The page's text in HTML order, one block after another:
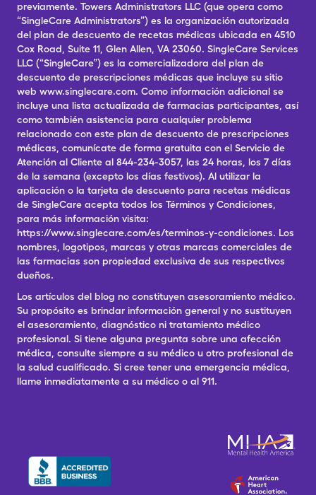
previamente. Towers Administrators LLC (que opera como
“SingleCare Administrators”) es la organización autorizada
del plan de descuento de recetas médicas ubicada en 4510
Cox Road, Suite 11, Glen Allen, VA 23060. SingleCare Services
LLC (“SingleCare”) es la comercializadora del plan de
descuento de prescripciones médicas que incluye su sitio
web www.singlecare.com. Como información adicional se
incluye una lista actualizada de farmacias participantes, así
como también asistencia para cualquier problema
relacionado con este plan de descuento de prescripciones
médicas, comunícate de forma gratuita con el Servicio de
Atención al Cliente al 844-234-3057, las 24 horas, los 7 días
de la semana (excepto los días festivos). Al utilizar la
aplicación o la tarjeta de descuento para recetas médicas
de SingleCare acepta todos los Términos y Condiciones,
para más información visita:
https://www.singlecare.com/es/terminos-y-condiciones. Los
nombres, logotipos, marcas y otras marcas comerciales de
las farmacias son propiedad exclusiva de sus respectivos
dueños.
Los artículos del blog no constituyen asesoramiento médico.
Su propósito es brindar información general y no sustituyen
el asesoramiento, diagnóstico ni tratamiento médico
profesional. Si tiene alguna pregunta sobre una afección
médica, consulte siempre a su médico u otro profesional de
la salud cualificado. Si cree tener una emergencia médica,
llame inmediatamente a su médico o al 911.